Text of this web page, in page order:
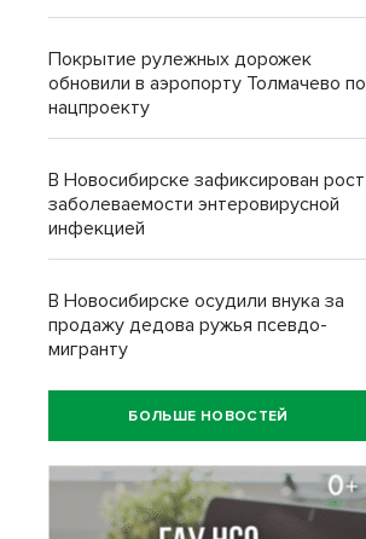
Покрытие рулежных дорожек
обновили в аэропорту Толмачево по
нацпроекту
В Новосибирске зафиксирован рост
заболеваемости энтеровирусной
инфекцией
В Новосибирске осудили внука за
продажу дедова ружья псевдо-
мигранту
БОЛЬШЕ НОВОСТЕЙ